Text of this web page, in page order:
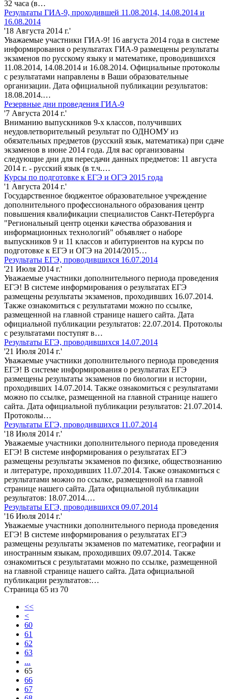
32 часа (в…
Результаты ГИА-9, проходившей 11.08.2014, 14.08.2014 и
16.08.2014
'18 Августа 2014 г.'
Уважаемые участники ГИА-9! 16 августа 2014 года в системе
информирования о результатах ГИА-9 размещены результаты
экзаменов по русскому языку и математике, проводившихся
11.08.2014, 14.08.2014 и 16.08.2014. Официальные протоколы
с результатами направлены в Ваши образовательные
организации. Дата официальной публикации результатов:
18.08.2014.…
Резервные дни проведения ГИА-9
'7 Августа 2014 г.'
Вниманию выпускников 9-х классов, получивших
неудовлетворительный результат по ОДНОМУ из
обязательных предметов (русский язык, математика) при сдаче
экзаменов в июне 2014 года. Для вас организованы
следующие дни для пересдачи данных предметов: 11 августа
2014 г. - русский язык (в т.ч.…
Курсы по подготовке к ЕГЭ и ОГЭ 2015 года
'1 Августа 2014 г.'
Государственное бюджентое образовательное учреждение
дополнительного профессионального образования центр
повышения квалификации специалистов Санкт-Петербурга
"Региональный центр оценки качества образования и
информационных технологий" объявляет о наборе
выпускников 9 и 11 классов и абитуриентов на курсы по
подготовке к ЕГЭ и ОГЭ на 2014/2015…
Результаты ЕГЭ, проводившихся 16.07.2014
'21 Июля 2014 г.'
Уважаемые участники дополнительного периода проведения
ЕГЭ! В системе информирования о результатах ЕГЭ
размещены результаты экзаменов, проходивших 16.07.2014.
Также ознакомиться с результатами можно по ссылке,
размещенной на главной странице нашего сайта. Дата
официальной публикации результатов: 22.07.2014. Протоколы
с результатами поступят в…
Результаты ЕГЭ, проводившихся 14.07.2014
'21 Июля 2014 г.'
Уважаемые участники дополнительного периода проведения
ЕГЭ! В системе информирования о результатах ЕГЭ
размещены результаты экзаменов по биологии и истории,
проходивших 14.07.2014. Также ознакомиться с результатами
можно по ссылке, размещенной на главной странице нашего
сайта. Дата официальной публикации результатов: 21.07.2014.
Протоколы…
Результаты ЕГЭ, проводившихся 11.07.2014
'18 Июля 2014 г.'
Уважаемые участники дополнительного периода проведения
ЕГЭ! В системе информирования о результатах ЕГЭ
размещены результаты экзаменов по физике, обществознанию
и литературе, проходивших 11.07.2014. Также ознакомиться с
результатами можно по ссылке, размещенной на главной
странице нашего сайта. Дата официальной публикации
результатов: 18.07.2014.…
Результаты ЕГЭ, проводившихся 09.07.2014
'16 Июля 2014 г.'
Уважаемые участники дополнительного периода проведения
ЕГЭ! В системе информирования о результатах ЕГЭ
размещены результаты экзаменов по математике, географии и
иностранным языкам, проходивших 09.07.2014. Также
ознакомиться с результатами можно по ссылке, размещенной
на главной странице нашего сайта. Дата официальной
публикации результатов:…
Страница 65 из 70
<<
<
60
61
62
63
...
65
66
67